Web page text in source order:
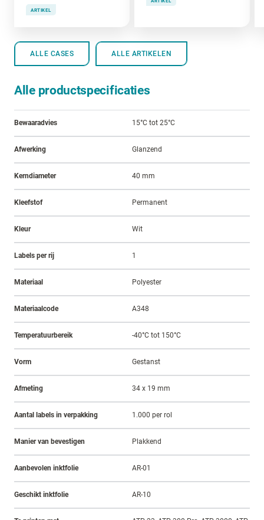
ARTIKEL
ALLE CASES ALLE ARTIKELEN
Alle productspecificaties
Bewaaradvies 15°C tot 25°C
Afwerking Glanzend
Kerndiameter 40 mm
Kleefstof Permanent
Kleur Wit
Labels per rij 1
Materiaal Polyester
Materiaalcode A348
Temperatuurbereik -40°C tot 150°C
Vorm Gestanst
Afmeting 34 x 19 mm
Aantal labels in verpakking 1.000 per rol
Manier van bevestigen Plakkend
Aanbevolen inktfolie AR-01
Geschikt inktfolie AR-10